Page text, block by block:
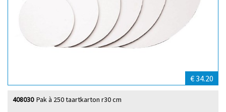
€ 34.20
Pak à 250 taartkarton r30 cm
408030